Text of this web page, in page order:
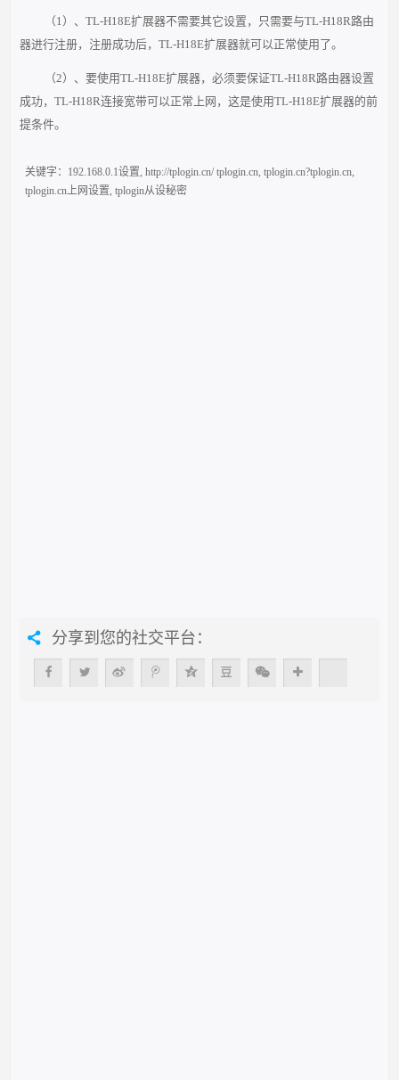
（1）、TL-H18E扩展器不需要其它设置，只需要与TL-H18R路由
器进行注册，注册成功后，TL-H18E扩展器就可以正常使用了。
（2）、要使用TL-H18E扩展器，必须要保证TL-H18R路由器设置
成功，TL-H18R连接宽带可以正常上网，这是使用TL-H18E扩展器的前
提条件。
关键字： 192.168.0.1设置,http://tplogin.cn/ tplogin.cn,tplogin.cn?tplogin.cn,
tplogin.cn上网设置,tplogin从设秘密
分享到您的社交平台：